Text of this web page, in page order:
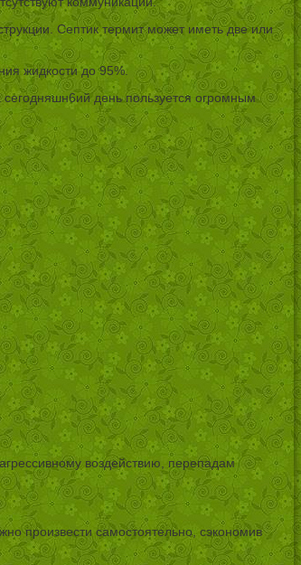
Септик термит может иметь две или
жидкости до 95%.
день пользуется огромным
воздействию, перепадам
произвести самостоятельно, сэкономив